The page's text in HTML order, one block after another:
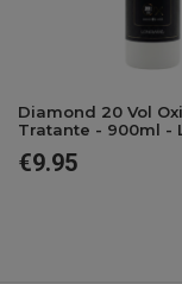
Diamond 20 Vol
Tratante - 900ml -
Price
€9.95